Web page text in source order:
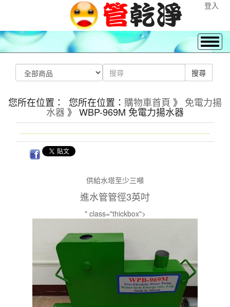
登入
您所在位置： 您所在位置： 購物車首頁 》 免電力揚
水器 》 WBP-969M 免電力揚水器
供給水塔至少三噸
進水管管徑3英吋
" class="thickbox">